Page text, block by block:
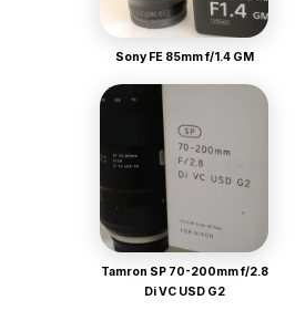
Sony FE 85mm f/1.4 GM
Tamron SP 70-200mm f/2.8
Di VC USD G2